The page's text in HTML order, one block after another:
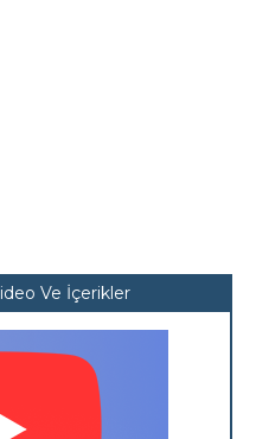
Ve İçerikler